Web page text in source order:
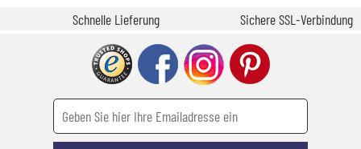
Schnelle Lieferung Sichere SSL-Verbindung